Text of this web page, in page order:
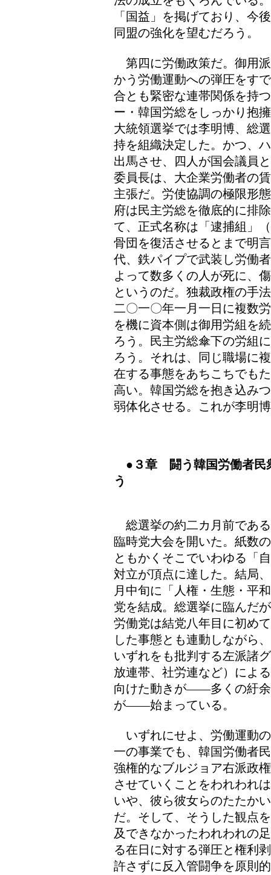
「国益」を掲げており、今
同盟の強化を望むだろう。
第四に労働政策だ。御用
かう労働運動への弾圧をす
合とも緊密な連帯関係を持
ー・韓国労総をしっかり抱
大統領選挙では李明博、総
持を組織決定した。かつ、
出馬させ、四人が国会議員
委員長は、大企業労働者の
主張だ。労使協調の極限形
府は民主労総を徹底的に排
て、正式名称は「逮捕組」
骨団を復活させるとまで明
代、鉄パイプで武装し労働
よって数多くの人が死に、
というのだ。独裁政権の手
二〇一〇年一月一日に複数
を機に資本側は御用労組を
ろう。民主労総傘下の労組
ろう。それは、同じ職場に
在する事態をあちこちでも
高い。韓国労総を抱き込み
弱体化させる。これが李明
●３章 闘う韓国労働者民
う
総選挙の約二カ月前であ
臨時党大会を開いた。紙数
ともかくそこでいわゆる「
対立が頂点に達した。結局
月中旬に「人権・生態・平
党を結成。総選挙に臨んだ
労働党は結党八年目に初め
した事態とも連動しながら
いずれをも批判する左派諸
放連帯、社労連など）によ
向けた動きが――多くの紆
が――始まっている。
いずれにせよ、労働運動
一の事業でも、韓国労働者
強権的なブルジョア右派政
させていくことをわれわれ
いや、彼ら彼女らのたたか
だ。そして、そうした観点
及できなかったわれわれの
る在日に対する弾圧と権利
許さずに反入管闘争を原則